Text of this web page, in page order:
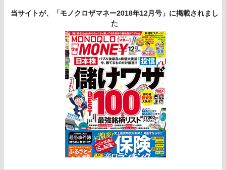
当サイトが、「モノクロザマネー2018年12月号」に掲載されまし
た